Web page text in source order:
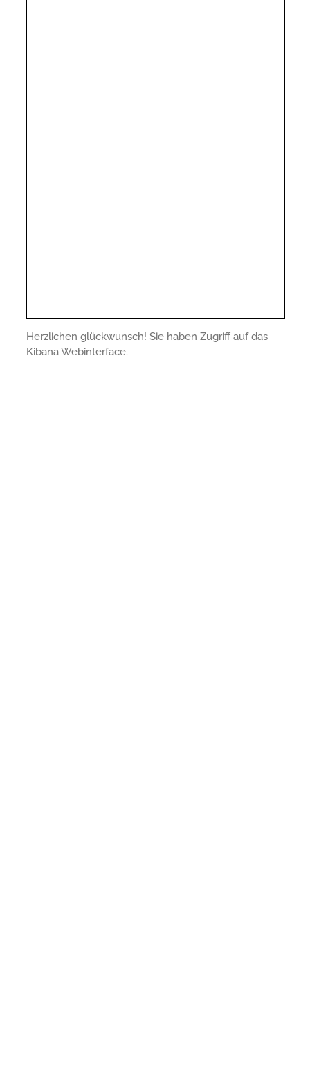
Herzlichen glückwunsch! Sie haben Zugriff auf das
Kibana Webinterface.